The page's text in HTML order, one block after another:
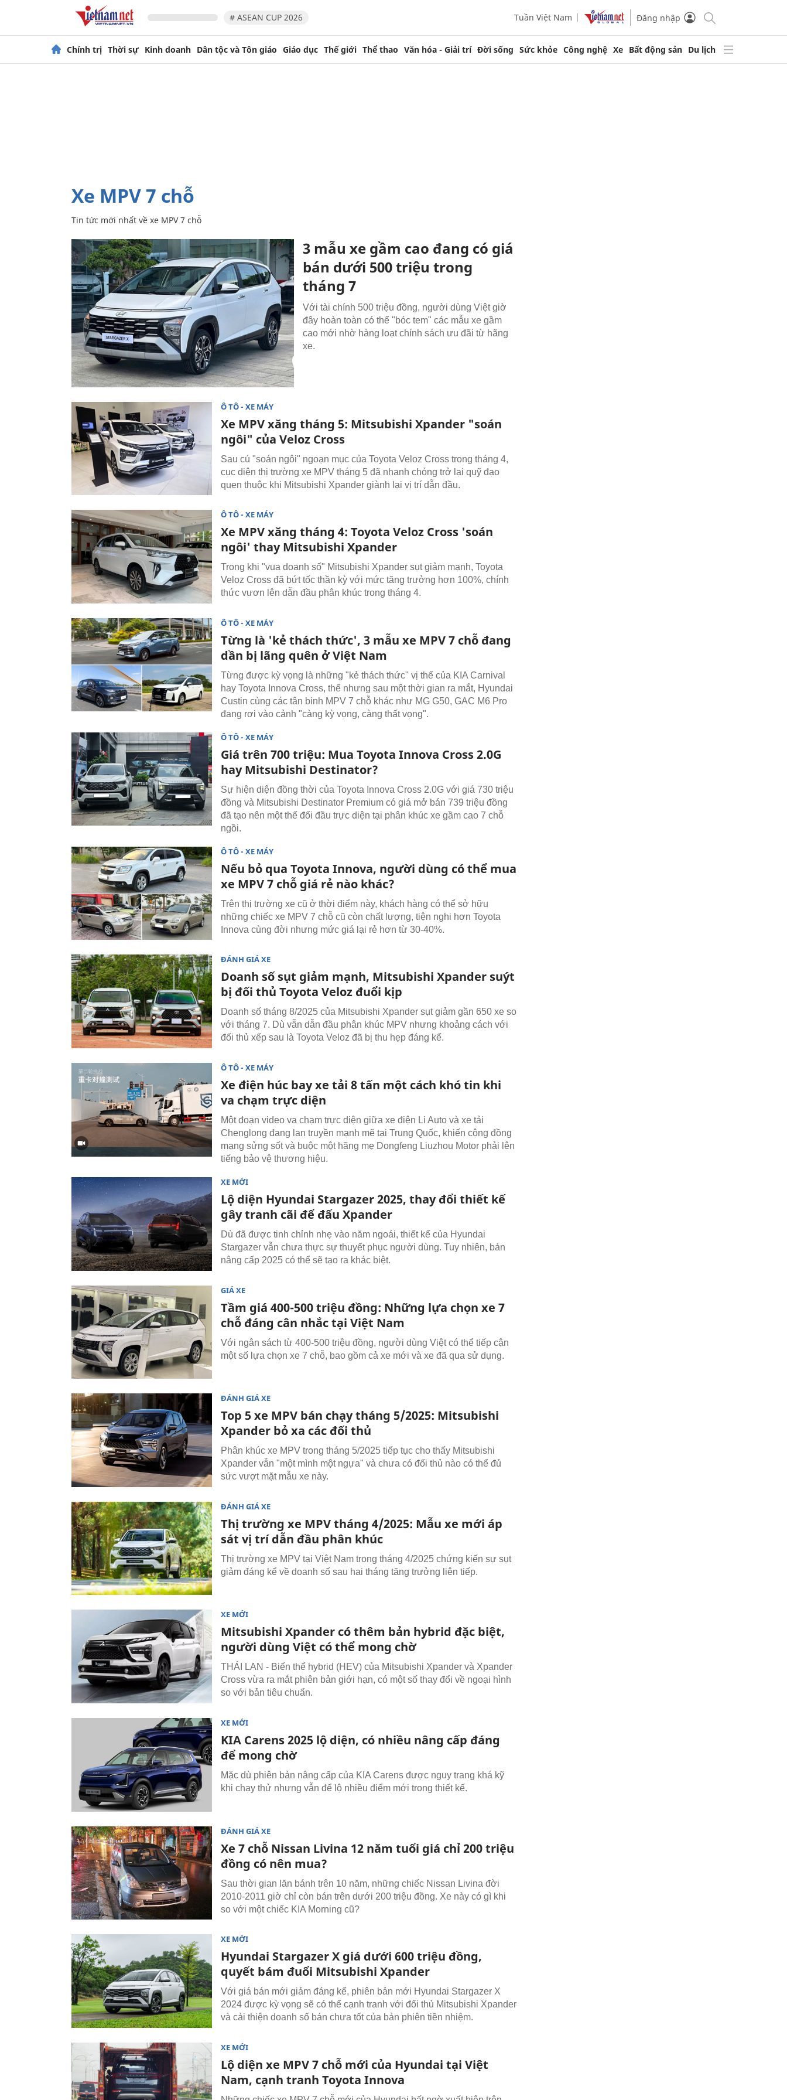
# ASEAN CUP 2026 Tuần Việt Nam Đăng nhập
Chính trị Thời sự Kinh doanh Dân tộc và Tôn giáo Giáo dục Thế giới Thể thao Văn hóa - Giải trí Đời sống Sức khỏe Công nghệ Xe Bất động sản Du lịch
xe MPV 7 chỗ
Tin tức mới nhất về xe MPV 7 chỗ
3 mẫu xe gầm cao đang có giá
bán dưới 500 triệu trong
tháng 7
Với tài chính 500 triệu đồng, người dùng Việt giờ
đây hoàn toàn có thể "bóc tem" các mẫu xe gầm
cao mới nhờ hàng loạt chính sách ưu đãi từ hãng
xe.
Ô TÔ - XE MÁY
Xe MPV xăng tháng 5: Mitsubishi Xpander "soán
ngôi" của Veloz Cross
Sau cú "soán ngôi" ngoạn mục của Toyota Veloz Cross trong tháng 4,
cục diện thị trường xe MPV tháng 5 đã nhanh chóng trở lại quỹ đạo
quen thuộc khi Mitsubishi Xpander giành lại vị trí dẫn đầu.
Ô TÔ - XE MÁY
Xe MPV xăng tháng 4: Toyota Veloz Cross 'soán
ngôi' thay Mitsubishi Xpander
Trong khi "vua doanh số" Mitsubishi Xpander sụt giảm mạnh, Toyota
Veloz Cross đã bứt tốc thần kỳ với mức tăng trưởng hơn 100%, chính
thức vươn lên dẫn đầu phân khúc trong tháng 4.
Ô TÔ - XE MÁY
Từng là 'kẻ thách thức', 3 mẫu xe MPV 7 chỗ đang
dần bị lãng quên ở Việt Nam
Từng được kỳ vọng là những "kẻ thách thức" vị thế của KIA Carnival
hay Toyota Innova Cross, thế nhưng sau một thời gian ra mắt, Hyundai
Custin cùng các tân binh MPV 7 chỗ khác như MG G50, GAC M6 Pro
đang rơi vào cảnh "càng kỳ vọng, càng thất vọng".
Ô TÔ - XE MÁY
Giá trên 700 triệu: Mua Toyota Innova Cross 2.0G
hay Mitsubishi Destinator?
Sự hiện diện đồng thời của Toyota Innova Cross 2.0G với giá 730 triệu
đồng và Mitsubishi Destinator Premium có giá mở bán 739 triệu đồng
đã tạo nên một thế đối đầu trực diện tại phân khúc xe gầm cao 7 chỗ
ngồi.
Ô TÔ - XE MÁY
Nếu bỏ qua Toyota Innova, người dùng có thể mua
xe MPV 7 chỗ giá rẻ nào khác?
Trên thị trường xe cũ ở thời điểm này, khách hàng có thể sở hữu
những chiếc xe MPV 7 chỗ cũ còn chất lượng, tiện nghi hơn Toyota
Innova cùng đời nhưng mức giá lại rẻ hơn từ 30-40%.
ĐÁNH GIÁ XE
Doanh số sụt giảm mạnh, Mitsubishi Xpander suýt
bị đối thủ Toyota Veloz đuổi kịp
Doanh số tháng 8/2025 của Mitsubishi Xpander sụt giảm gần 650 xe so
với tháng 7. Dù vẫn dẫn đầu phân khúc MPV nhưng khoảng cách với
đối thủ xếp sau là Toyota Veloz đã bị thu hẹp đáng kể.
Ô TÔ - XE MÁY
Xe điện húc bay xe tải 8 tấn một cách khó tin khi
va chạm trực diện
Một đoạn video va chạm trực diện giữa xe điện Li Auto và xe tải
Chenglong đang lan truyền mạnh mẽ tại Trung Quốc, khiến cộng đồng
mạng sửng sốt và buộc một hãng mẹ Dongfeng Liuzhou Motor phải lên
tiếng bảo vệ thương hiệu.
XE MỚI
Lộ diện Hyundai Stargazer 2025, thay đổi thiết kế
gây tranh cãi để đấu Xpander
Dù đã được tinh chỉnh nhẹ vào năm ngoái, thiết kế của Hyundai
Stargazer vẫn chưa thực sự thuyết phục người dùng. Tuy nhiên, bản
nâng cấp 2025 có thể sẽ tạo ra khác biệt.
GIÁ XE
Tầm giá 400-500 triệu đồng: Những lựa chọn xe 7
chỗ đáng cân nhắc tại Việt Nam
Với ngân sách từ 400-500 triệu đồng, người dùng Việt có thể tiếp cận
một số lựa chọn xe 7 chỗ, bao gồm cả xe mới và xe đã qua sử dụng.
ĐÁNH GIÁ XE
Top 5 xe MPV bán chạy tháng 5/2025: Mitsubishi
Xpander bỏ xa các đối thủ
Phân khúc xe MPV trong tháng 5/2025 tiếp tục cho thấy Mitsubishi
Xpander vẫn "một mình một ngựa" và chưa có đối thủ nào có thể đủ
sức vượt mặt mẫu xe này.
ĐÁNH GIÁ XE
Thị trường xe MPV tháng 4/2025: Mẫu xe mới áp
sát vị trí dẫn đầu phân khúc
Thị trường xe MPV tại Việt Nam trong tháng 4/2025 chứng kiến sự sụt
giảm đáng kể về doanh số sau hai tháng tăng trưởng liên tiếp.
XE MỚI
Mitsubishi Xpander có thêm bản hybrid đặc biệt,
người dùng Việt có thể mong chờ
THÁI LAN - Biến thể hybrid (HEV) của Mitsubishi Xpander và Xpander
Cross vừa ra mắt phiên bản giới hạn, có một số thay đổi về ngoại hình
so với bản tiêu chuẩn.
XE MỚI
KIA Carens 2025 lộ diện, có nhiều nâng cấp đáng
để mong chờ
Mặc dù phiên bản nâng cấp của KIA Carens được nguy trang khá kỹ
khi chạy thử nhưng vẫn để lộ nhiều điểm mới trong thiết kế.
ĐÁNH GIÁ XE
Xe 7 chỗ Nissan Livina 12 năm tuổi giá chỉ 200 triệu
đồng có nên mua?
Sau thời gian lăn bánh trên 10 năm, những chiếc Nissan Livina đời
2010-2011 giờ chỉ còn bán trên dưới 200 triệu đồng. Xe này có gì khi
so với một chiếc KIA Morning cũ?
XE MỚI
Hyundai Stargazer X giá dưới 600 triệu đồng,
quyết bám đuổi Mitsubishi Xpander
Với giá bán mới giảm đáng kể, phiên bản mới Hyundai Stargazer X
2024 được kỳ vọng sẽ có thể cạnh tranh với đối thủ Mitsubishi Xpander
và cải thiện doanh số bán chưa tốt của bản phiên tiền nhiệm.
XE MỚI
Lộ diện xe MPV 7 chỗ mới của Hyundai tại Việt
Nam, cạnh tranh Toyota Innova